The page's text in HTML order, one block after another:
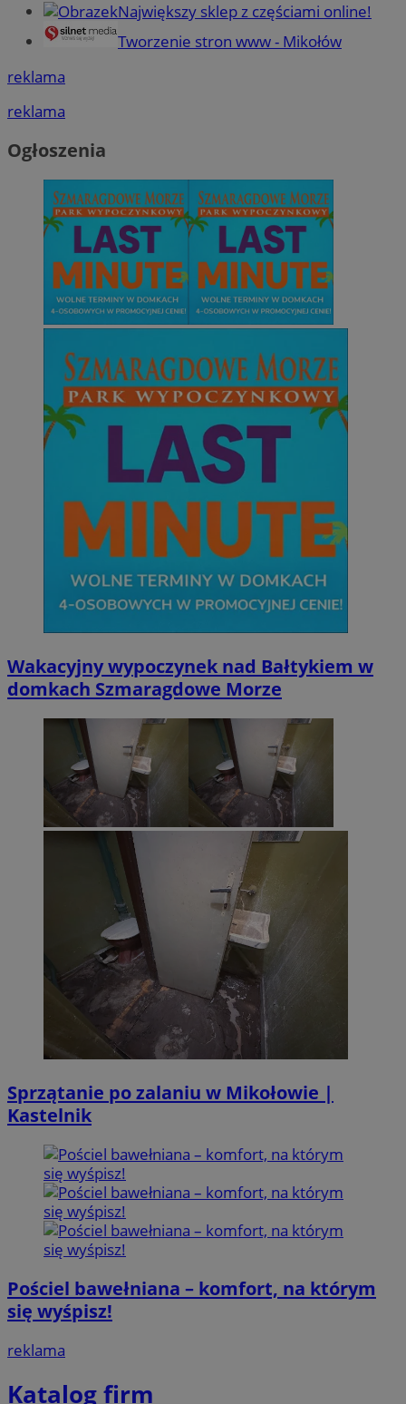
Największy sklep z częściami online!
Tworzenie stron www - Mikołów
reklama
reklama
Ogłoszenia
Wakacyjny wypoczynek nad Bałtykiem w
domkach Szmaragdowe Morze
Sprzątanie po zalaniu w Mikołowie |
Kastelnik
Pościel bawełniana – komfort, na którym
się wyśpisz!
reklama
Katalog firm